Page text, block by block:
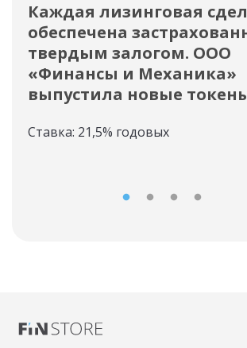
Каждая лизинговая
обеспечена
твердым залогом. ООО
«Финансы и Механика»
выпустила новые
Ставка: 21,5% годовых